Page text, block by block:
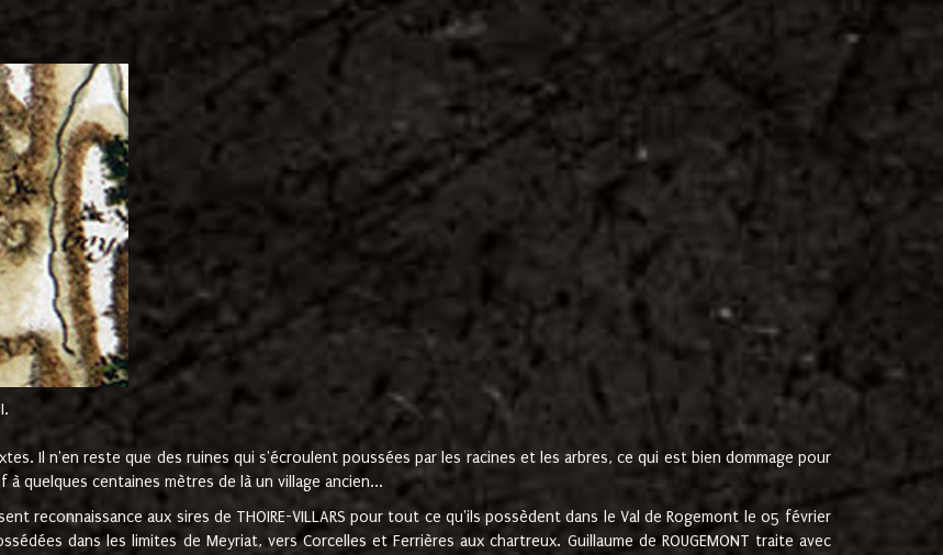
Il n'en reste que des ruines qui s'écroulent poussées par les racines et les arbres, ce qui est bien dommage pour
quelques centaines mètres de là un village ancien...
reconnaissance aux sires de THOIRE-VILLARS pour tout ce qu'ils possèdent dans le Val de Rogemont le 05 février
dans les limites de Meyriat, vers Corcelles et Ferrières aux chartreux. Guillaume de ROUGEMONT traite avec